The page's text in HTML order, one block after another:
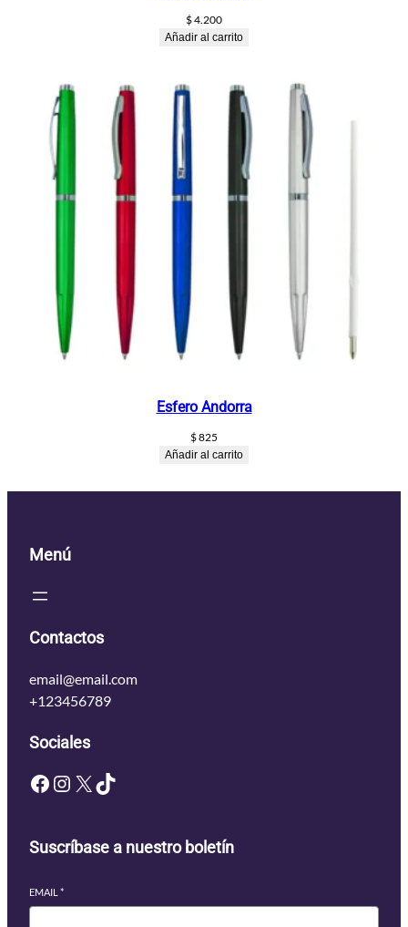
$4.200
Añadir al carrito
Esfero Andorra
$825
Añadir al carrito
Menú
Contactos
email@email.com
+123456789
Sociales
Facebook Instagram X TikTok
Suscríbase a nuestro boletín
EMAIL *